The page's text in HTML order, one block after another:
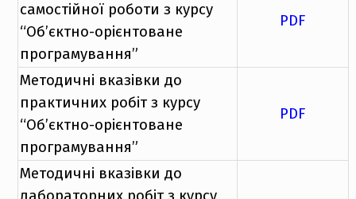
самостійної роботи з курсу
“Об’єктно-орієнтоване
програмування”
PDF
Методичні вказівки до
практичних робіт з курсу
“Об’єктно-орієнтоване
програмування”
PDF
Методичні вказівки до